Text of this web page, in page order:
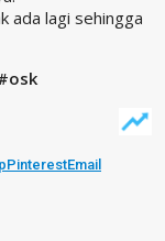
ada lagi sehingga
PinterestEmail